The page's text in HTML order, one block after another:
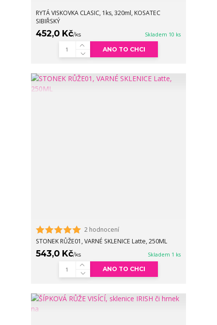
RYTÁ VISKOVKA CLASIC, 1ks, 320ml, KOSATEC
SIBIŘSKÝ
452,0 Kč/ks Skladem 10 ks
ANO TO CHCI
2 hodnocení
STONEK RŮŽE01, VARNÉ SKLENICE Latte, 250ML
543,0 Kč/ks Skladem 1 ks
ANO TO CHCI